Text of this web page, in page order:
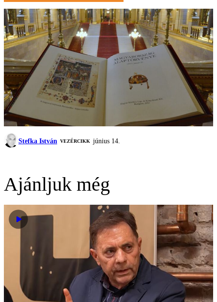
Stefka István VEZÉRCIKK június 14.
Ajánljuk még